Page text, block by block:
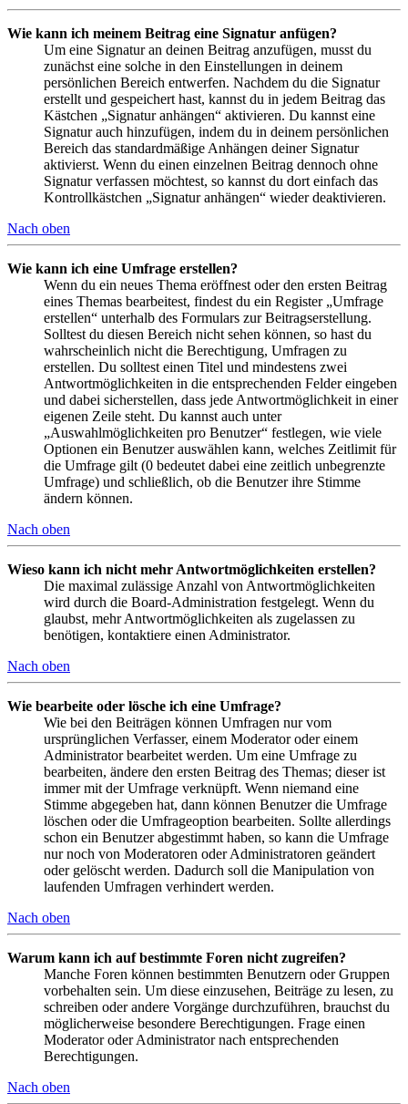
Wie kann ich meinem Beitrag eine Signatur anfügen?
Um eine Signatur an deinen Beitrag anzufügen, musst du
zunächst eine solche in den Einstellungen in deinem
persönlichen Bereich entwerfen. Nachdem du die Signatur
erstellt und gespeichert hast, kannst du in jedem Beitrag das
Kästchen „Signatur anhängen“ aktivieren. Du kannst eine
Signatur auch hinzufügen, indem du in deinem persönlichen
Bereich das standardmäßige Anhängen deiner Signatur
aktivierst. Wenn du einen einzelnen Beitrag dennoch ohne
Signatur verfassen möchtest, so kannst du dort einfach das
Kontrollkästchen „Signatur anhängen“ wieder deaktivieren.
Nach oben
Wie kann ich eine Umfrage erstellen?
Wenn du ein neues Thema eröffnest oder den ersten Beitrag
eines Themas bearbeitest, findest du ein Register „Umfrage
erstellen“ unterhalb des Formulars zur Beitragserstellung.
Solltest du diesen Bereich nicht sehen können, so hast du
wahrscheinlich nicht die Berechtigung, Umfragen zu
erstellen. Du solltest einen Titel und mindestens zwei
Antwortmöglichkeiten in die entsprechenden Felder eingeben
und dabei sicherstellen, dass jede Antwortmöglichkeit in einer
eigenen Zeile steht. Du kannst auch unter
„Auswahlmöglichkeiten pro Benutzer“ festlegen, wie viele
Optionen ein Benutzer auswählen kann, welches Zeitlimit für
die Umfrage gilt (0 bedeutet dabei eine zeitlich unbegrenzte
Umfrage) und schließlich, ob die Benutzer ihre Stimme
ändern können.
Nach oben
Wieso kann ich nicht mehr Antwortmöglichkeiten erstellen?
Die maximal zulässige Anzahl von Antwortmöglichkeiten
wird durch die Board-Administration festgelegt. Wenn du
glaubst, mehr Antwortmöglichkeiten als zugelassen zu
benötigen, kontaktiere einen Administrator.
Nach oben
Wie bearbeite oder lösche ich eine Umfrage?
Wie bei den Beiträgen können Umfragen nur vom
ursprünglichen Verfasser, einem Moderator oder einem
Administrator bearbeitet werden. Um eine Umfrage zu
bearbeiten, ändere den ersten Beitrag des Themas; dieser ist
immer mit der Umfrage verknüpft. Wenn niemand eine
Stimme abgegeben hat, dann können Benutzer die Umfrage
löschen oder die Umfrageoption bearbeiten. Sollte allerdings
schon ein Benutzer abgestimmt haben, so kann die Umfrage
nur noch von Moderatoren oder Administratoren geändert
oder gelöscht werden. Dadurch soll die Manipulation von
laufenden Umfragen verhindert werden.
Nach oben
Warum kann ich auf bestimmte Foren nicht zugreifen?
Manche Foren können bestimmten Benutzern oder Gruppen
vorbehalten sein. Um diese einzusehen, Beiträge zu lesen, zu
schreiben oder andere Vorgänge durchzuführen, brauchst du
möglicherweise besondere Berechtigungen. Frage einen
Moderator oder Administrator nach entsprechenden
Berechtigungen.
Nach oben